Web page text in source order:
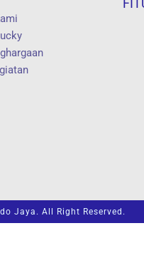
Jaya. All Right Reserved.